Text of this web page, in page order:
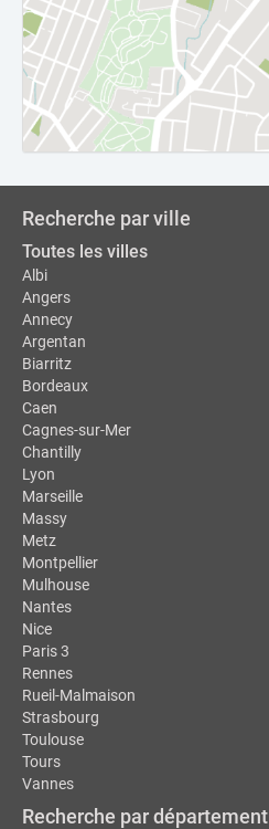
Recherche par ville
Toutes les villes
Albi
Angers
Annecy
Argentan
Biarritz
Bordeaux
Caen
Cagnes-sur-Mer
Chantilly
Lyon
Marseille
Massy
Metz
Montpellier
Mulhouse
Nantes
Nice
Paris 3
Rennes
Rueil-Malmaison
Strasbourg
Toulouse
Tours
Vannes
Recherche par département